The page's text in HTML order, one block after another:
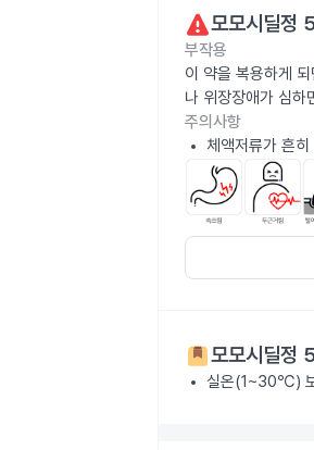
모모시딜정
부작용
이 약을 복용하게
나 위장장애가 심하
주의사항
체액저류가 흔
모모시딜정
실온(1~30℃)